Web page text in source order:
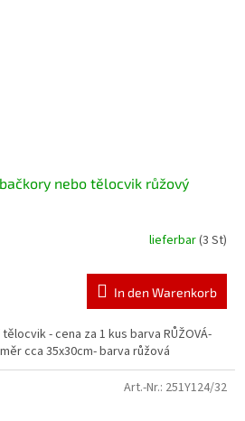
nebo tělocvik růžový
lieferbar(3 St)
In den Warenkorb
- cena za 1 kus barva RŮŽOVÁ-
cca 35x30cm- barva růžová
Art.-Nr.: 251Y124/32